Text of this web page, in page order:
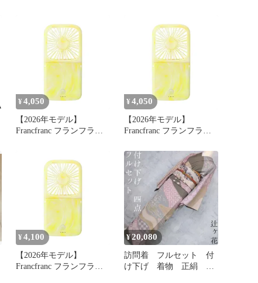
クッション 車内 便利グ
ッズ 汎用 アクセサリー
エロー 携帯扇風機 風量5
段階調整 二つ折り可能
モバイルバッテリー 機能
付き USB充電 Type-C対
¥ 4,050
【2026年モデル】
Francfranc フランフラン
エロー 携帯扇風機 風量5
段階調整 二つ折り可能
モバイルバッテリー 機能
付き USB充電 Type-C対
¥ 4,050
【2026年モデル】
Francfranc フランフラン
ァン シアーマーブル イ
エロー 携帯扇風機 風量5
段階調整 二つ折り可能
モバイルバッテリー 機能
付き USB充電 Type-C対
応 1
¥ 4,100
【2026年モデル】
Francfranc フランフラン
¥20,080
訪問着 フルセット 付
け下げ 着物 正絹 辻